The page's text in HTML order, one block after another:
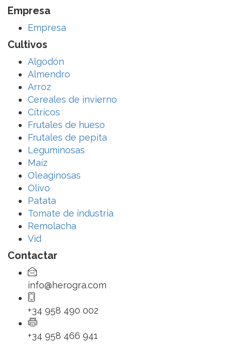
Empresa
Empresa
Cultivos
Algodón
Almendro
Arroz
Cereales de invierno
Cítricos
Frutales de hueso
Frutales de pepita
Leguminosas
Maíz
Oleaginosas
Olivo
Patata
Tomate de industria
Remolacha
Vid
Contactar
info@herogra.com
+34 958 490 002
+34 958 466 941